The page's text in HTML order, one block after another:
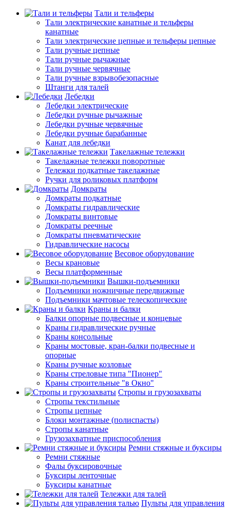
Тали и тельферы
Тали электрические канатные и тельферы
канатные
Тали электрические цепные и тельферы цепные
Тали ручные цепные
Тали ручные рычажные
Тали ручные червячные
Тали ручные взрывобезопасные
Штанги для талей
Лебедки
Лебедки электрические
Лебедки ручные рычажные
Лебедки ручные червячные
Лебедки ручные барабанные
Канат для лебедки
Такелажные тележки
Такелажные тележки поворотные
Тележки подкатные такелажные
Ручки для роликовых платформ
Домкраты
Домкраты подкатные
Домкраты гидравлические
Домкраты винтовые
Домкраты реечные
Домкраты пневматические
Гидравлические насосы
Весовое оборудование
Весы крановые
Весы платформенные
Вышки-подъемники
Подъемники ножничные передвижные
Подъемники мачтовые телескопические
Краны и балки
Балки опорные подвесные и концевые
Краны гидравлические ручные
Краны консольные
Краны мостовые, кран-балки подвесные и
опорные
Краны ручные козловые
Краны стреловые типа "Пионер"
Краны строительные "в Окно"
Стропы и грузозахваты
Стропы текстильные
Стропы цепные
Блоки монтажные (полиспасты)
Стропы канатные
Грузозахватные приспособления
Ремни стяжные и буксиры
Ремни стяжные
Фалы буксировочные
Буксиры ленточные
Буксиры канатные
Тележки для талей
Пульты для управления